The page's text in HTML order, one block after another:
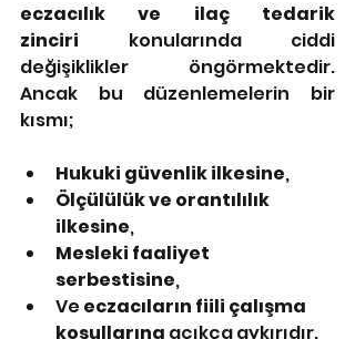
eczacılık ve ilaç tedarik
zinciri konularında ciddi
değişiklikler öngörmektedir.
Ancak bu düzenlemelerin bir
kısmı;
Hukuki güvenlik ilkesine,
Ölçülülük ve orantılılık
ilkesine,
Mesleki faaliyet
serbestisine,
Ve eczacıların fiili çalışma
koşullarına açıkça aykırıdır.